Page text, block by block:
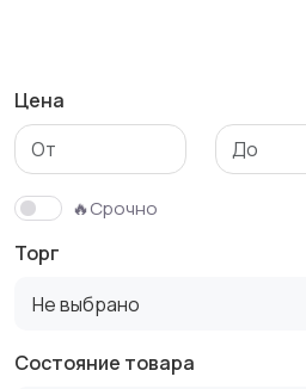
Бутербродницы,
сэндвичницы,
тостеры
Цена
🔥Срочно
Торг
Не выбрано
Состояние товара